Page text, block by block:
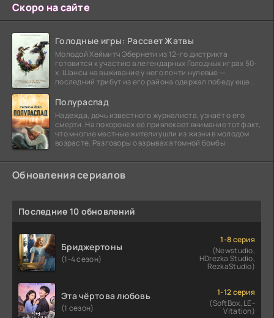
Скоро на сайте
Голодные игры: Рассвет Жатвы
Молодой Хеймитч Эбернети из 12-го дистрикта
готовится к участию в легендарных Голодных играх 50-
х. Шансы на выживание у него почти нулевые —
последний трибут из его района одержал победу еще
Полураспад
Надежда, дочь известного журналиста, узнаёт о его
смерти. На похоронах её привлекает внимание тот факт,
что многие местные жители ушли из жизни в молодом
возрасте. Разговоры о взрывах атомной бомбы
Обновления сериалов
Последние 10 обновлений
Бриджертоны
(1-4 сезон)
1-8 серия
(Newstudio,
HDrezka Studio,
RezkaStudio)
Эта чёртова любовь
(1 сезон)
1-12 серия
(SoftBox, LE-
Vitation)